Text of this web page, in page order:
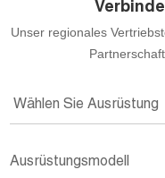
Unser regionales